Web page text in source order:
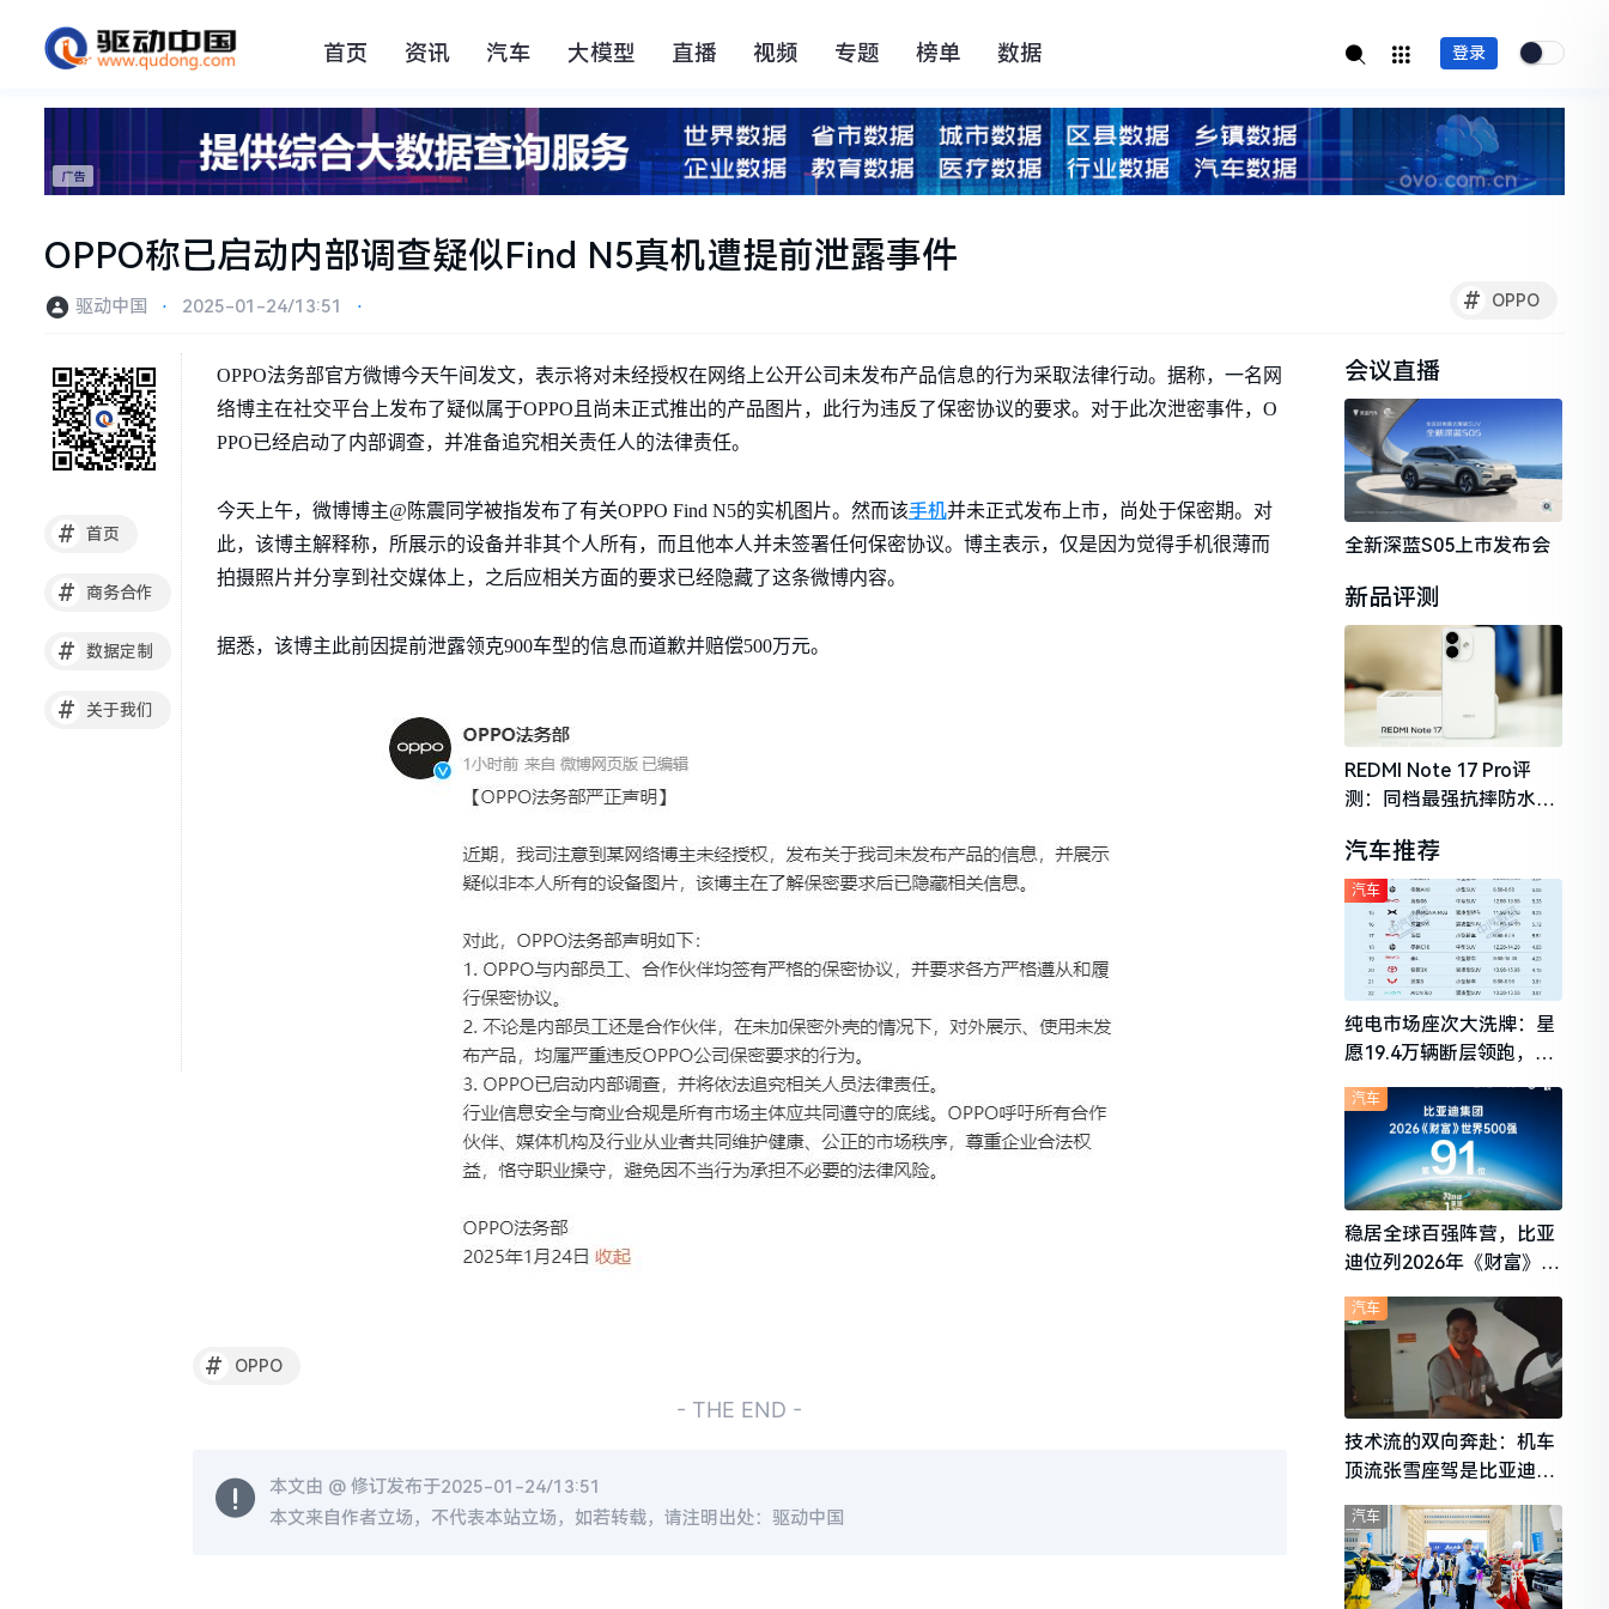
首页 资讯 汽车 大模型 直播 视频 专题 榜单 数据 登录
OPPO称已启动内部调查疑似Find N5真机遭提前泄露事件
# OPPO
驱动中国 ⋅ 2025-01-24/13:51 ⋅
# 首页
# 商务合作
# 数据定制
# 关于我们
OPPO法务部官方微博今天午间发文，表示将对未经授权在网络上公开公司未发布产品信息的行为采取法律行动。据称，一名网
络博主在社交平台上发布了疑似属于OPPO且尚未正式推出的产品图片，此行为违反了保密协议的要求。对于此次泄密事件，O
PPO已经启动了内部调查，并准备追究相关责任人的法律责任。
今天上午，微博博主@陈震同学被指发布了有关OPPO Find N5的实机图片。然而该手机并未正式发布上市，尚处于保密期。对
此，该博主解释称，所展示的设备并非其个人所有，而且他本人并未签署任何保密协议。博主表示，仅是因为觉得手机很薄而
拍摄照片并分享到社交媒体上，之后应相关方面的要求已经隐藏了这条微博内容。
据悉，该博主此前因提前泄露领克900车型的信息而道歉并赔偿500万元。
# OPPO
- THE END -
本文由 @修订发布于2025-01-24/13:51
本文来自作者立场，不代表本站立场，如若转载，请注明出处：驱动中国
会议直播
全新深蓝S05上市发布会
新品评测
REDMI Note 17 Pro评
测：同档最强抗摔防水，
守门员
汽车推荐
纯电市场座次大洗牌：星
愿19.4万辆断层领跑，理
想i6成最强黑马
汽车
稳居全球百强阵营，比亚
迪位列2026年《财富》世
汽车
技术流的双向奔赴：机车
顶流张雪座驾是比亚迪秦
L
汽车
汽车